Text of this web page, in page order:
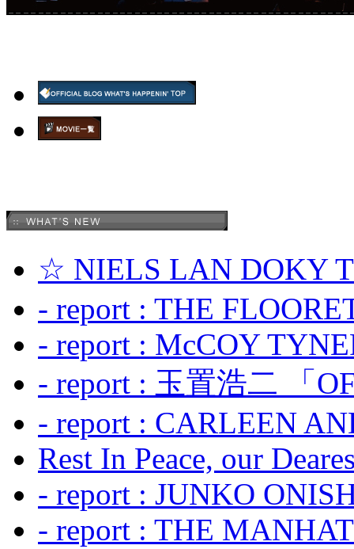
☆ NIELS LAN DOKY
- report : THE
- report : McCOY
- report : 玉置浩二 「
- report : CARLEEN
Rest In Peace, our
- report : JUNKO
- report : THE